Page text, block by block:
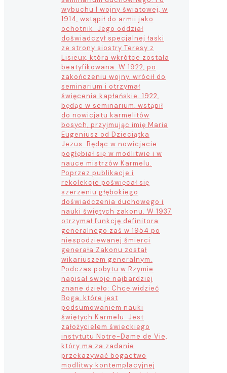
wybuchu I wojny światowej, w
1914, wstąpił do armii jako
ochotnik. Jego oddział
doświadczył specjalnej łaski
ze strony siostry Teresy z
Lisieux, która wkrótce została
beatyfikowana. W 1922, po
zakończeniu wojny, wrócił do
seminarium i otrzymał
święcenia kapłańskie. 1922,
będąc w seminarium, wstąpił
do nowicjatu karmelitów
bosych, przyjmując imię Maria
Eugeniusz od Dzieciątka
Jezus. Będąc w nowicjacie
pogłębiał się w modlitwie i w
nauce mistrzów Karmelu.
Poprzez publikacje i
rekolekcje poświęcał się
szerzeniu głębokiego
doświadczenia duchowego i
nauki świętych zakonu. W 1937
otrzymał funkcję definitora
generalnego zaś w 1954 po
niespodziewanej śmierci
generała Zakonu został
wikariuszem generalnym.
Podczas pobytu w Rzymie
napisał swoje najbardziej
znane dzieło: Chcę widzieć
Boga, które jest
podsumowaniem nauki
świętych Karmelu. Jest
założycielem świeckiego
instytutu Notre-Dame de Vie,
który ma za zadanie
przekazywać bogactwo
modlitwy kontemplacyjnej